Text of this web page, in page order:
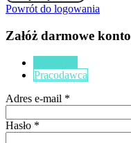
Powrót do logowania
Załóż darmowe konto
Pracodawca
Adres e-mail *
Hasło *